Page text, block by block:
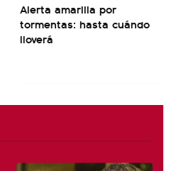
Alerta amarilla por
tormentas: hasta cuándo
lloverá